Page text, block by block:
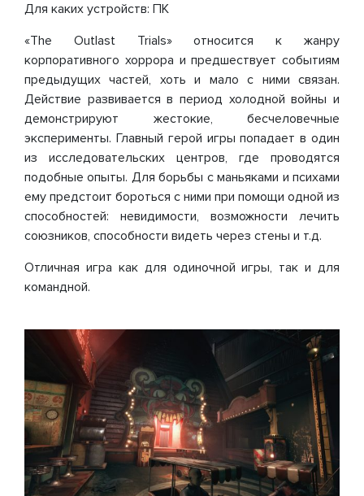
Для каких устройств: ПК
«The Outlast Trials» относится к жанру
корпоративного хоррора и предшествует событиям
предыдущих частей, хоть и мало с ними связан.
Действие развивается в период холодной войны и
демонстрируют жестокие, бесчеловечные
эксперименты. Главный герой игры попадает в один
из исследовательских центров, где проводятся
подобные опыты. Для борьбы с маньяками и психами
ему предстоит бороться с ними при помощи одной из
способностей: невидимости, возможности лечить
союзников, способности видеть через стены и т.д.
Отличная игра как для одиночной игры, так и для
командной.